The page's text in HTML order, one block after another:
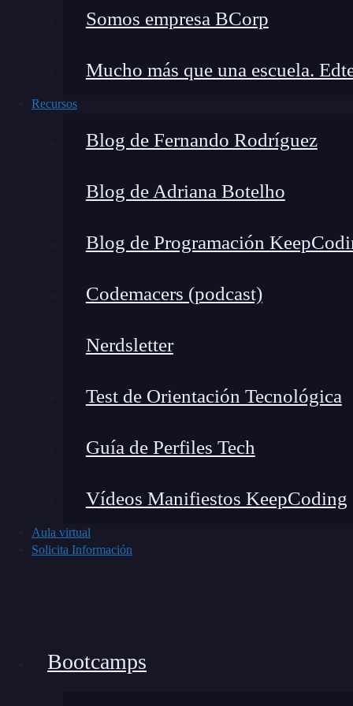
Somos empresa BCorp
Mucho más que una escuela.
Recursos
Blog de Fernando Rodríguez
Blog de Adriana Botelho
Blog de Programación
Codemacers (podcast)
Nerdsletter
Test de Orientación Tecnológica
Guía de Perfiles Tech
Vídeos Manifiestos KeepCoding
Aula virtual
Solicita Información
Bootcamps
para características muy avanzadas,